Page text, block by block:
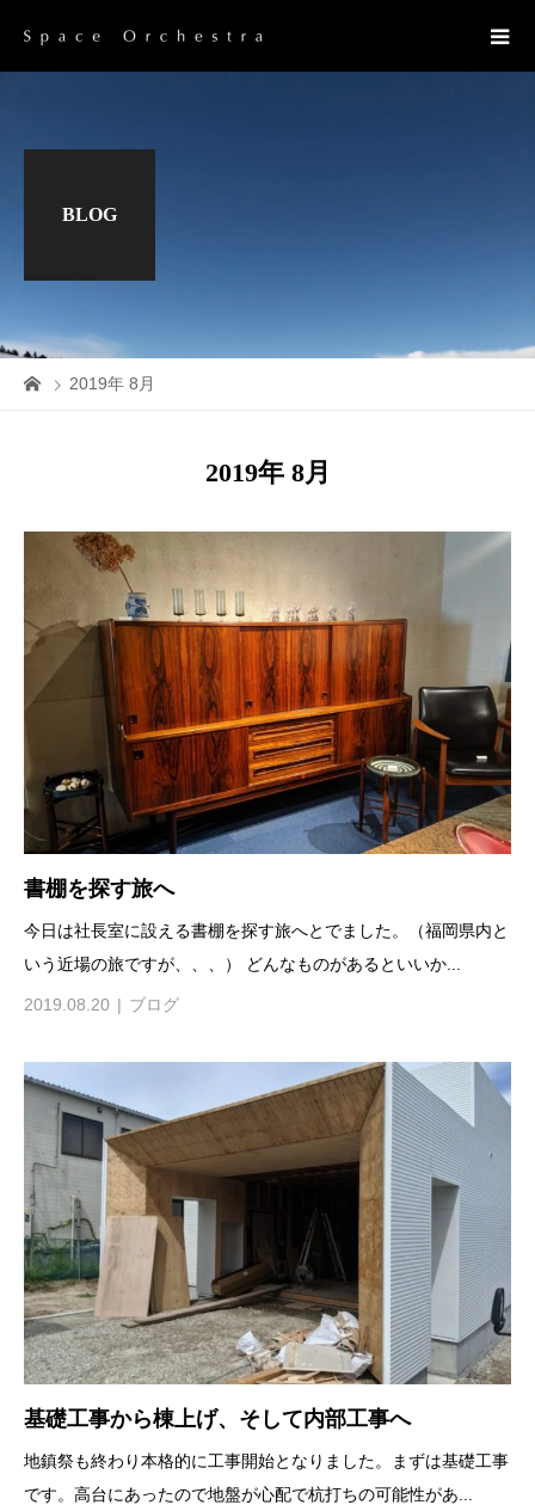
BLOG
2019年 8月
2019年 8月
書棚を探す旅へ
今日は社長室に設える書棚を探す旅へとでました。（福岡県内と
いう近場の旅ですが、、、） どんなものがあるといいか...
2019.08.20 ブログ
基礎工事から棟上げ、そして内部工事へ
地鎮祭も終わり本格的に工事開始となりました。まずは基礎工事
です。高台にあったので地盤が心配で杭打ちの可能性があ...